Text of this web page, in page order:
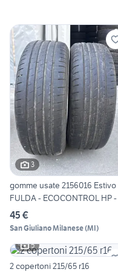
3
gomme usate 2156016 Estivo
FULDA - ECOCONTROL HP -
45 €
San Giuliano Milanese(MI)
5
2 copertoni 215/65 r16